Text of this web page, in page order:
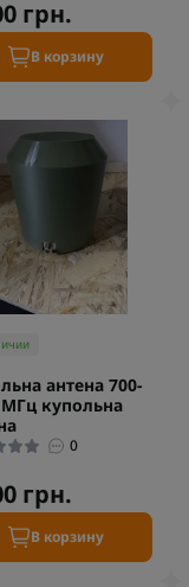
грн.
В корзину
антена 700-
МГц купольна
0
грн.
В корзину